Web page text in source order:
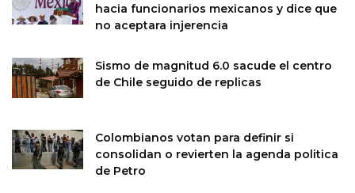
hacia funcionarios mexicanos y dice que
no aceptara injerencia
Sismo de magnitud 6.0 sacude el centro
de Chile seguido de replicas
Colombianos votan para definir si
consolidan o revierten la agenda politica
de Petro